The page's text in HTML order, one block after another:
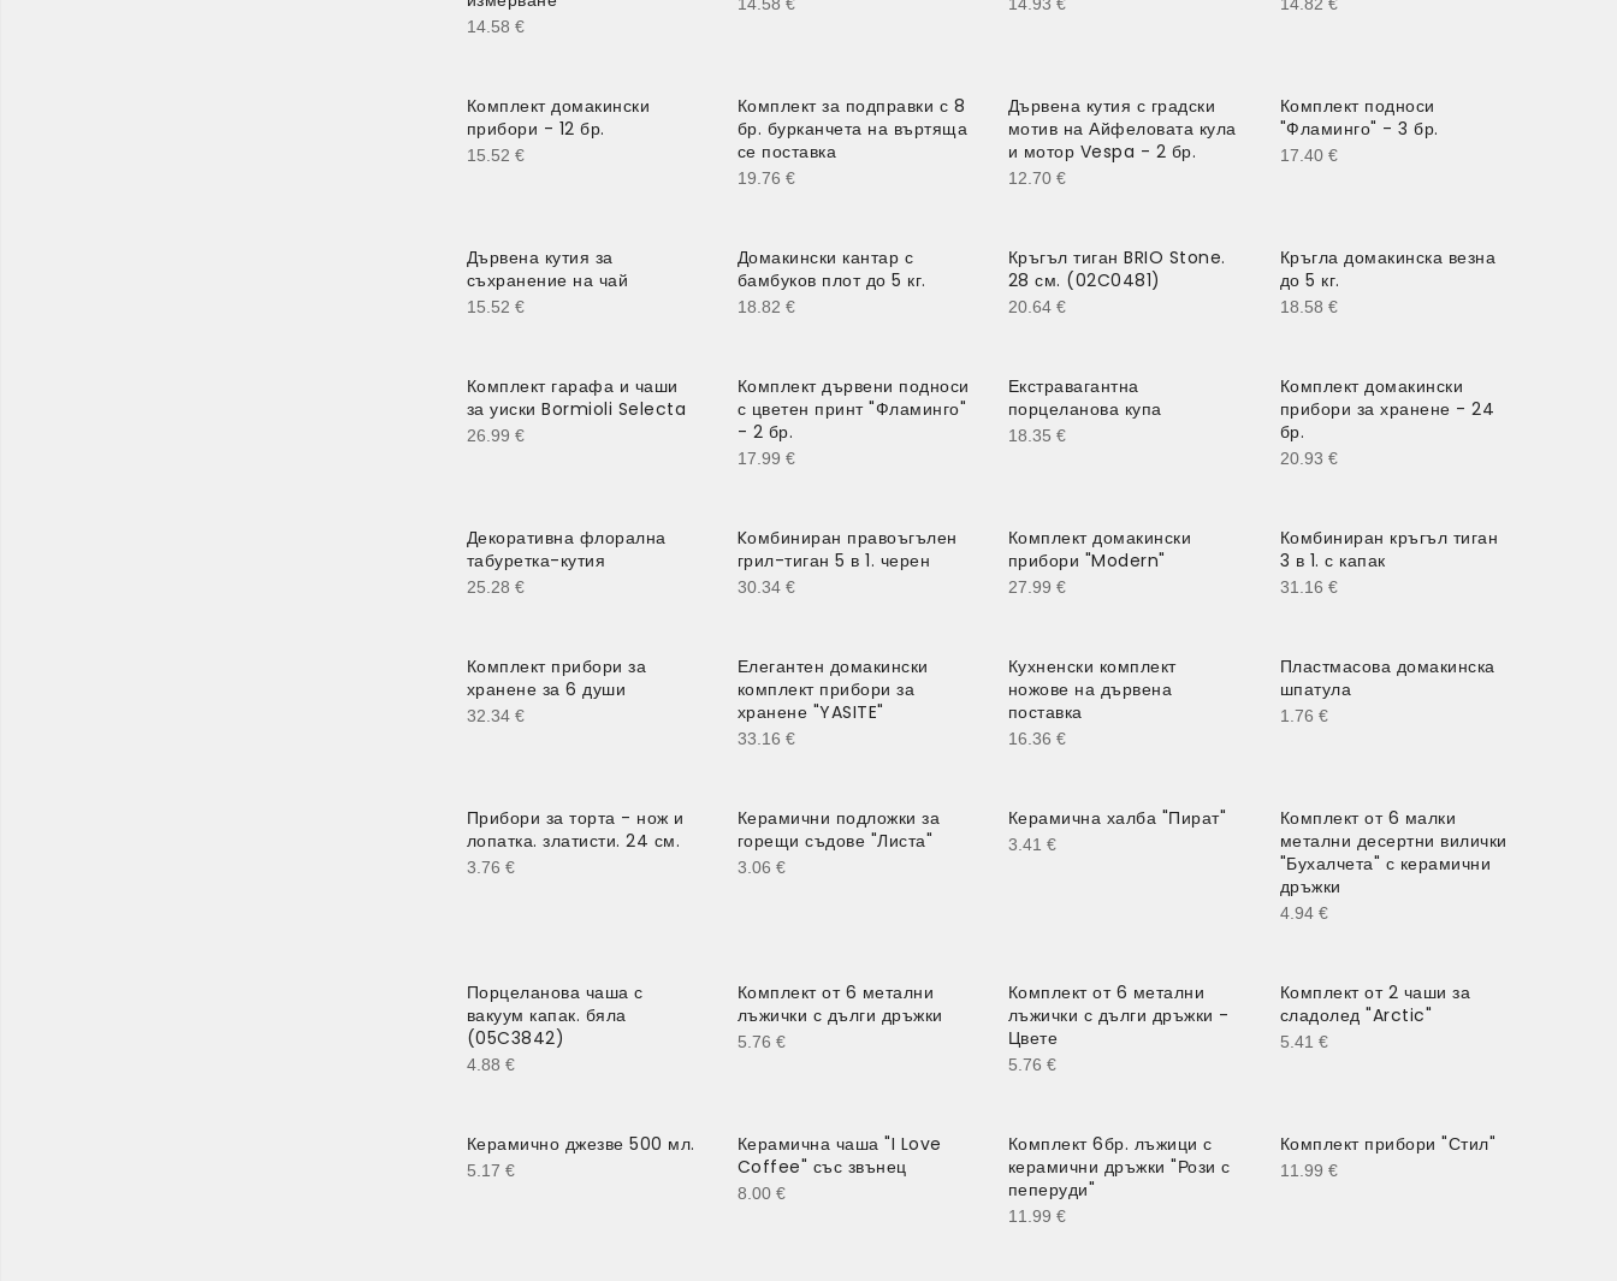
14.58 €
Комплект домакински
прибори - 12 бр.
15.52 €
Комплект за подправки с 8
бр. бурканчета на въртяща
се поставка
19.76 €
Дървена кутия с градски
мотив на Айфеловата кула
и мотор Vespa - 2 бр.
12.70 €
Комплект подноси
"Фламинго" - 3 бр.
17.40 €
Дървена кутия за
съхранение на чай
15.52 €
Домакински кантар с
бамбуков плот до 5 кг.
18.82 €
Кръгъл тиган BRIO Stone.
28 см. (02C0481)
20.64 €
Кръгла домакинска везна
до 5 кг.
18.58 €
Комплект гарафа и чаши
за уиски Bormioli Selecta
26.99 €
Комплект дървени подноси
с цветен принт "Фламинго"
- 2 бр.
17.99 €
Екстравагантна
порцеланова купа
18.35 €
Комплект домакински
прибори за хранене - 24
бр.
20.93 €
Декоративна флорална
табуретка-кутия
25.28 €
Kомбиниран правоъгълен
грил-тиган 5 в 1. черен
30.34 €
Комплект домакински
прибори "Modern"
27.99 €
Комбиниран кръгъл тиган
3 в 1. с капак
31.16 €
Комплект прибори за
хранене за 6 души
32.34 €
Елегантен домакински
комплект прибори за
хранене "YASITE"
33.16 €
Кухненски комплект
ножове на дървена
поставка
16.36 €
Пластмасова домакинска
шпатула
1.76 €
Прибори за торта - нож и
лопатка. златисти. 24 см.
3.76 €
Керамични подложки за
горещи съдове "Листа"
3.06 €
Керамична халба "Пират"
3.41 €
Комплект от 6 малки
метални десертни вилички
"Бухалчета" с керамични
дръжки
4.94 €
Порцеланова чаша с
вакуум капак. бяла
(05C3842)
4.88 €
Комплект от 6 метални
лъжички с дълги дръжки
5.76 €
Комплект от 6 метални
лъжички с дълги дръжки -
Цвете
5.76 €
Комплект от 2 чаши за
сладолед "Arctic"
5.41 €
Керамично джезве 500 мл.
5.17 €
Керамична чаша "I Love
Coffee" със звънец
8.00 €
Комплект 6бр. лъжици с
керамични дръжки "Рози с
пеперуди"
11.99 €
Комплект прибори "Стил"
11.99 €